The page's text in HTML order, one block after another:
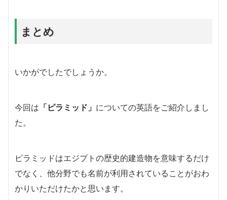
まとめ
いかがでしたでしょうか。
今回は 「ピラミッド」 についての英語をご紹介しまし
た。
ピラミッドはエジプトの歴史的建造物を意味するだけ
でなく、他分野でも名前が利用されていることがおわ
かりいただけたかと思います。